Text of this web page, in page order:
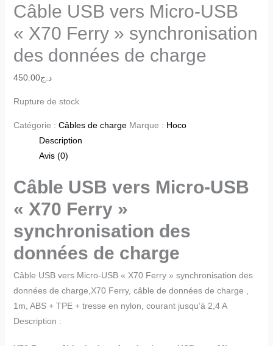
Câble USB vers Micro-USB
« X70 Ferry » synchronisation
des données de charge
د.ج450.00
Rupture de stock
Catégorie : Câbles de charge Marque : Hoco
Description
Avis (0)
Câble USB vers Micro-USB
« X70 Ferry »
synchronisation des
données de charge
Câble USB vers Micro-USB « X70 Ferry » synchronisation des
données de charge,X70 Ferry, câble de données de charge ,
1m, ABS + TPE + tresse en nylon, courant jusqu’à 2,4 A
Description :